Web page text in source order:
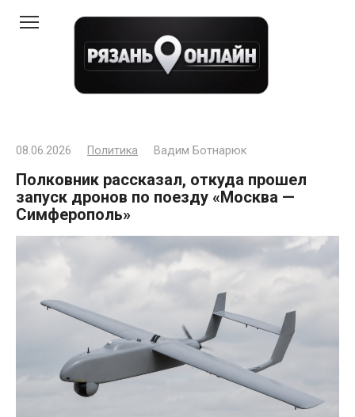
08.06.2026 Политика Вадим Ботнарюк
Полковник рассказал, откуда прошел
запуск дронов по поезду «Москва —
Симферополь»